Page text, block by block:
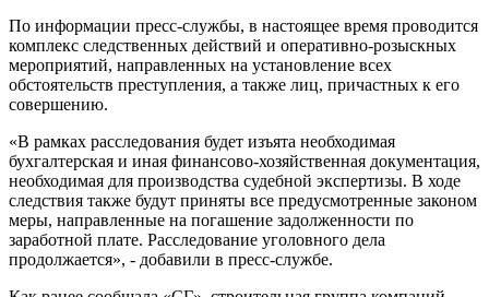
По информации пресс-службы, в настоящее время проводится
комплекс следственных действий и оперативно-розыскных
мероприятий, направленных на установление всех
обстоятельств преступления, а также лиц, причастных к его
совершению.
«В рамках расследования будет изъята необходимая
бухгалтерская и иная финансово-хозяйственная документация,
необходимая для производства судебной экспертизы. В ходе
следствия также будут приняты все предусмотренные законом
меры, направленные на погашение задолженности по
заработной плате. Расследование уголовного дела
продолжается», - добавили в пресс-службе.